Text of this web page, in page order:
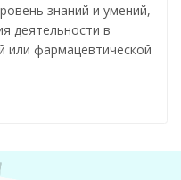
знаний и умений,
деятельности в
или фармацевтической